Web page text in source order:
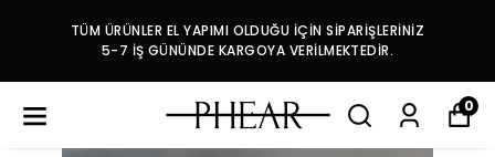
TÜM ÜRÜNLER EL YAPIMI OLDUĞU İÇİN SİPARİŞLERİNİZ
5-7 İŞ GÜNÜNDE KARGOYA VERİLMEKTEDİR.
0